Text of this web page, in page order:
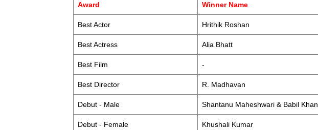
Award Winner Name
Best Actor Hrithik Roshan
Best Actress Alia Bhatt
Best Film -
Best Director R. Madhavan
Debut - Male Shantanu Maheshwari & Babil Khan
Debut - Female Khushali Kumar